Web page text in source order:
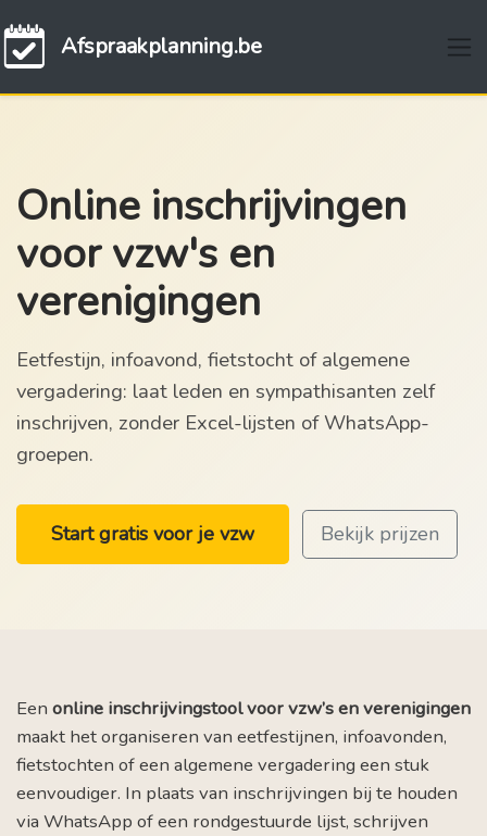
Afspraakplanning.be
Online inschrijvingen
voor vzw's en
verenigingen
Eetfestijn, infoavond, fietstocht of algemene
vergadering: laat leden en sympathisanten zelf
inschrijven, zonder Excel-lijsten of WhatsApp-
groepen.
Start gratis voor je vzw Bekijk prijzen
Een online inschrijvingstool voor vzw’s en verenigingen
maakt het organiseren van eetfestijnen, infoavonden,
fietstochten of een algemene vergadering een stuk
eenvoudiger. In plaats van inschrijvingen bij te houden
via WhatsApp of een rondgestuurde lijst, schrijven